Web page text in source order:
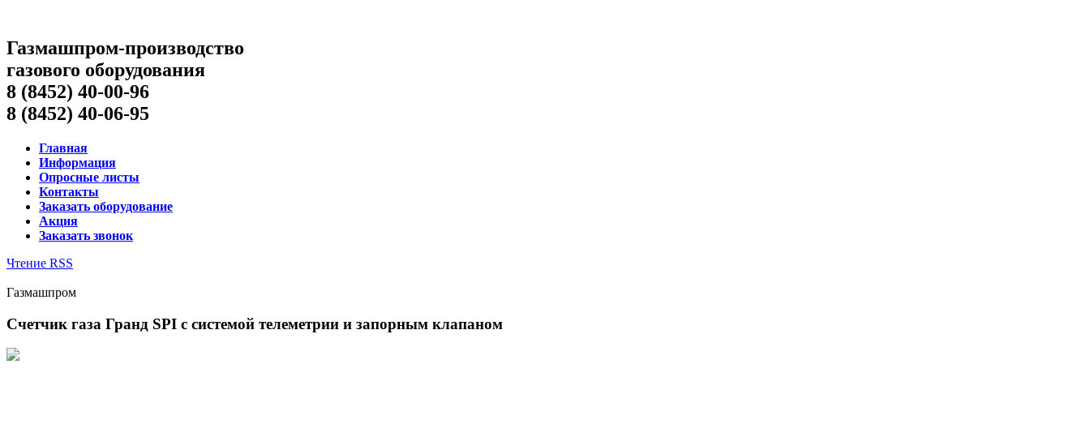
Газмашпром-производство
газового оборудования
8 (8452) 40-00-96
8 (8452) 40-06-95
Главная
Информация
Опросные листы
Контакты
Заказать оборудование
Акция
Заказать звонок
Чтение RSS
Газмашпром
Счетчик газа Гранд SPI с системой телеметрии и запорным клапаном